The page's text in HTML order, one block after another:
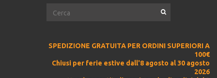
SPEDIZIONE GRATUITA PER ORDINI SUPERIORI A
100€
Chiusi per ferie estive dall'8 agosto al 30 agosto
2026